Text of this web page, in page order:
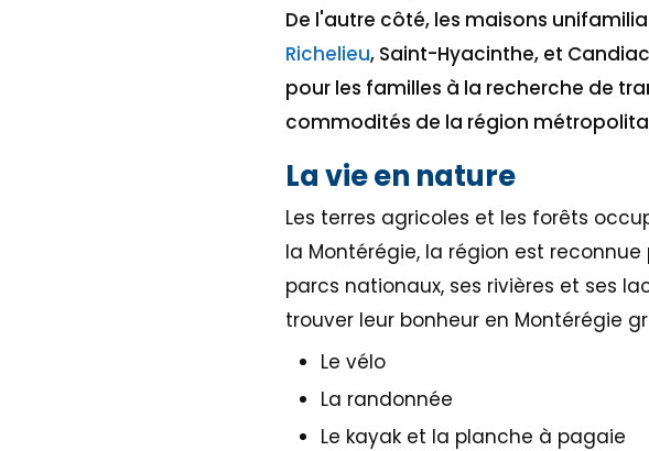
De l'autre côté, les maisons
Richelieu, Saint-Hyacinthe, et
pour les familles à la recherche de
commodités de la région
La vie en nature
Les terres agricoles et les forêts
la Montérégie, la région est
parcs nationaux, ses rivières et ses
trouver leur bonheur en Montérégie
Le vélo
La randonnée
Le kayak et la planche à pagaie